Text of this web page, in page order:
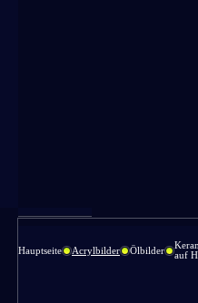
Hauptseite Acrylbilder Ölbilder
auf